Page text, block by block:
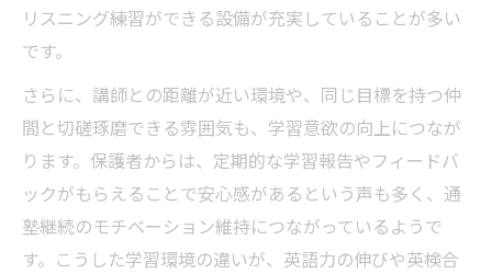
リスニング練習ができる設備が充実していることが多い
です。
さらに、講師との距離が近い環境や、同じ目標を持つ仲
間と切磋琢磨できる雰囲気も、学習意欲の向上につなが
ります。保護者からは、定期的な学習報告やフィードバ
ックがもらえることで安心感があるという声も多く、通
塾継続のモチベーション維持につながっているようで
す。こうした学習環境の違いが、英語力の伸びや英検合